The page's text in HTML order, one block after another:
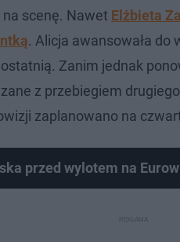
scenę. Nawet Elżbieta
. Alicja awansowała do
Zanim jednak
z przebiegiem
zaplanowano na
przed wylotem na